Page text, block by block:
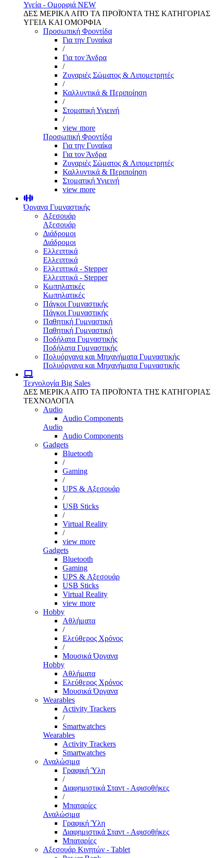
Υγεία - Ομορφιά NEW
ΔΕΣ ΜΕΡΙΚΑ ΑΠΌ ΤΑ ΠΡΟΪΌΝΤΑ ΤΗΣ ΚΑΤΗΓΟΡΙΑΣ
ΥΓΕΙΑ ΚΑΙ ΟΜΟΡΦΙΑ
Προσωπική Φροντίδα
Για την Γυναίκα
/
Για τον Άνδρα
/
Ζυγαριές Σώματος & Λιπομετρητές
/
Καλλυντικά & Περιποίηση
/
Στοματική Υγιεινή
/
view more
Προσωπική Φροντίδα
Για την Γυναίκα
Για τον Άνδρα
Ζυγαριές Σώματος & Λιπομετρητές
Καλλυντικά & Περιποίηση
Στοματική Υγιεινή
view more
Όργανα Γυμναστικής
Αξεσουάρ
Αξεσουάρ
Διάδρομοι
Διάδρομοι
Ελλειπτικά
Ελλειπτικά
Ελλειπτικά - Stepper
Ελλειπτικά - Stepper
Κωπηλατικές
Κωπηλατικές
Πάγκοι Γυμναστικής
Πάγκοι Γυμναστικής
Παθητική Γυμναστική
Παθητική Γυμναστική
Ποδήλατα Γυμναστικής
Ποδήλατα Γυμναστικής
Πολυόργανα και Μηχανήματα Γυμναστικής
Πολυόργανα και Μηχανήματα Γυμναστικής
Τεχνολογία Big Sales
ΔΕΣ ΜΕΡΙΚΑ ΑΠΌ ΤΑ ΠΡΟΪΌΝΤΑ ΤΗΣ ΚΑΤΗΓΟΡΙΑΣ
ΤΕΧΝΟΛΟΓΙΑ
Audio
Audio Components
Audio
Audio Components
Gadgets
Bluetooth
/
Gaming
/
UPS & Αξεσουάρ
/
USB Sticks
/
Virtual Reality
/
view more
Gadgets
Bluetooth
Gaming
UPS & Αξεσουάρ
USB Sticks
Virtual Reality
view more
Hobby
Αθλήματα
/
Ελεύθερος Χρόνος
/
Μουσικά Όργανα
Hobby
Αθλήματα
Ελεύθερος Χρόνος
Μουσικά Όργανα
Wearables
Activity Trackers
/
Smartwatches
Wearables
Activity Trackers
Smartwatches
Αναλώσιμα
Γραφική Ύλη
/
Διαφημιστικά Σταντ - Αφισοθήκες
/
Μπαταρίες
Αναλώσιμα
Γραφική Ύλη
Διαφημιστικά Σταντ - Αφισοθήκες
Μπαταρίες
Αξεσουάρ Κινητών - Tablet